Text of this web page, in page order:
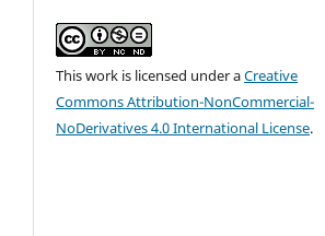
This work is licensed under aCreative
Commons Attribution-NonCommercial-
NoDerivatives 4.0 International License.